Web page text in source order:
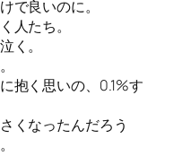
で良いのに。
人たち。
く。
抱く思いの、0.1%す
くなったんだろう